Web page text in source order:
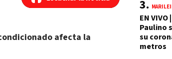
afecta la
EN
Paulino
su
metros